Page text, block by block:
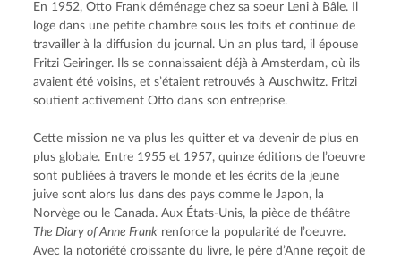
En 1952, Otto Frank déménage chez sa soeur Leni à Bâle. Il
loge dans une petite chambre sous les toits et continue de
travailler à la diffusion du journal. Un an plus tard, il épouse
Fritzi Geiringer. Ils se connaissaient déjà à Amsterdam, où ils
avaient été voisins, et s’étaient retrouvés à Auschwitz. Fritzi
soutient activement Otto dans son entreprise.
Cette mission ne va plus les quitter et va devenir de plus en
plus globale. Entre 1955 et 1957, quinze éditions de l’oeuvre
sont publiées à travers le monde et les écrits de la jeune
juive sont alors lus dans des pays comme le Japon, la
The Diary of Anne Frank renforce la popularité de l’oeuvre.
Avec la notoriété croissante du livre, le père d’Anne reçoit de